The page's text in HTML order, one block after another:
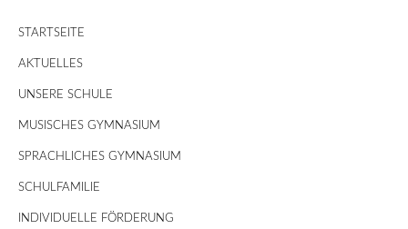
STARTSEITE
AKTUELLES
UNSERE SCHULE
MUSISCHES GYMNASIUM
SPRACHLICHES GYMNASIUM
SCHULFAMILIE
INDIVIDUELLE FÖRDERUNG